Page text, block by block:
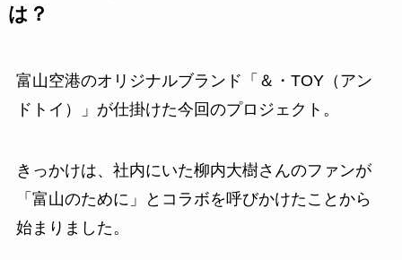
は？
富山空港のオリジナルブランド「＆・TOY（アン
ドトイ）」が仕掛けた今回のプロジェクト。
きっかけは、社内にいた柳内大樹さんのファンが
「富山のために」とコラボを呼びかけたことから
始まりました。